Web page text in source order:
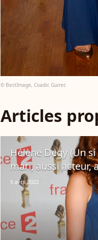
© BestImage, Coadic Guirec
Articles
Hélène Degy (Un
mari, aussi acteur,
5 avril 2022